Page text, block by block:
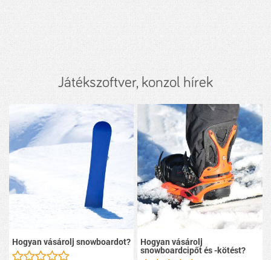
Játékszoftver, konzol hírek
Hogyan vásárolj snowboardot? Hogyan vásárolj
snowboardcipőt és -kötést?